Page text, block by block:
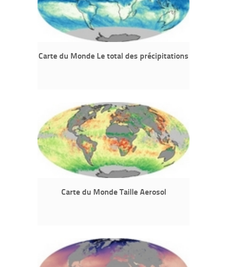
Carte du Monde Le total des précipitations
Carte du Monde Taille Aerosol